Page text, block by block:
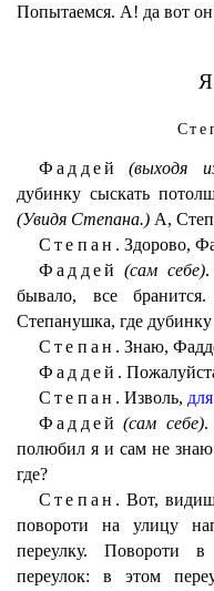
Попытаемся. А! да вот
Фаддей (выходя
дубинку сыскать
(Увидя Степана.) А,
Степан. Здорово,
Фаддей (сам себе)
бывало, все
Степанушка, где
Степан. Знаю,
Фаддей.
Степан. Изволь,
Фаддей (сам себе).
полюбил я и сам не
где?
Степан. Вот,
повороти на улицу
переулку. Повороти
переулок: в этом